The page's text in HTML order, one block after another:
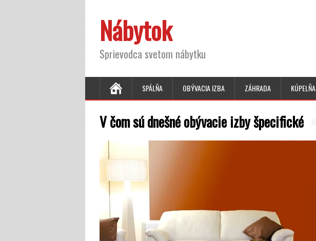
Nábytok
Sprievodca svetom nábytku
SPÁLŇA OBÝVACIA IZBA ZÁHRADA KÚPELŇA
V čom sú dnešné obývacie izby špecifické